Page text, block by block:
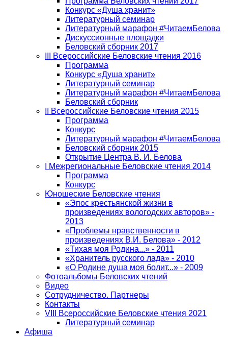
Конкурс «Душа хранит»
Литературный семинар
Литературный марафон #ЧитаемБелова
Дискуссионные площадки
Беловский сборник 2017
III Всероссийские Беловские чтения 2016
Программа
Конкурс «Душа хранит»
Литературный семинар
Литературный марафон #ЧитаемБелова
Беловский сборник
II Всероссийские Беловские чтения 2015
Программа
Конкурс
Литературный марафон #ЧитаемБелова
Беловский сборник 2015
Открытие Центра В. И. Белова
I Межрегиональные Беловские чтения 2014
Программа
Конкурс
Юношеские Беловские чтения
«Эпос крестьянской жизни в
произведениях вологодских авторов» -
2013
«Проблемы нравственности в
произведениях В.И. Белова» - 2012
«Тихая моя Родина...» - 2011
«Хранитель русского лада» - 2010
«О Родине душа моя болит...» - 2009
Фотоальбомы Беловских чтений
Видео
Сотрудничество. Партнеры
Контакты
VIII Всероссийские Беловские чтения 2021
Литературный семинар
Афиша